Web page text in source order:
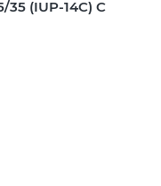
(IUP-14C) C